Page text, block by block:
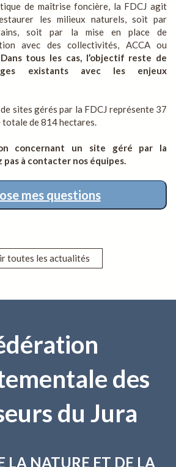
de maîtrise foncière, la FDCJ agit
les milieux naturels, soit par
soit par la mise en place de
avec des collectivités, ACCA ou
Dans tous les cas, l’objectif reste de
existants avec les enjeux
sites gérés par la FDCJ représente 37
de 814 hectares.
concernant un site géré par la
pas à contacter nos équipes.
mes questions
toutes les actualités
des
du Jura
LA NATURE ET DE LA